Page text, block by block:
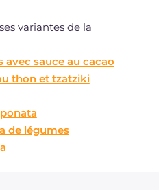
variantes de la
avec sauce au cacao
thon et tzatziki
de légumes